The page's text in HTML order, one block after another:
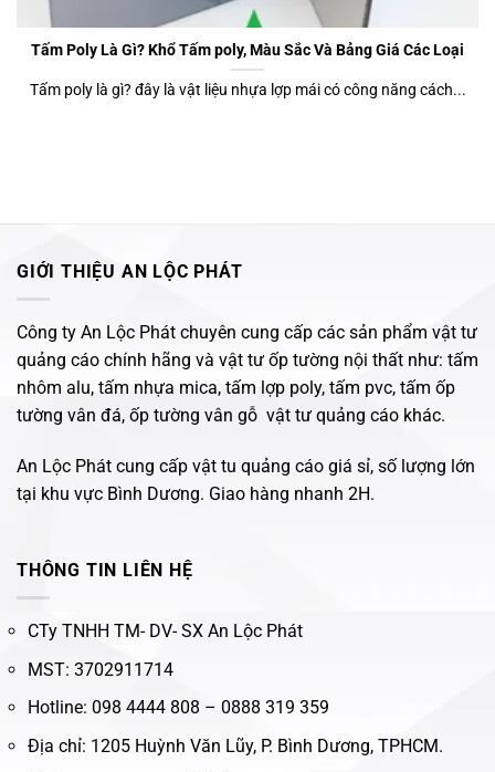
Tấm Poly Là Gì? Khổ Tấm poly, Màu Sắc Và Bảng Giá Các Loại
Tấm poly là gì? đây là vật liệu nhựa lợp mái có công năng cách...
GIỚI THIỆU AN LỘC PHÁT
Công ty An Lộc Phát chuyên cung cấp các sản phẩm vật tư
quảng cáo chính hãng và vật tư ốp tường nội thất như: tấm
nhôm alu, tấm nhựa mica, tấm lợp poly, tấm pvc, tấm ốp
tường vân đá, ốp tường vân gỗ vật tư quảng cáo khác.
An Lộc Phát cung cấp vật tu quảng cáo giá sỉ, số lượng lớn
tại khu vực Bình Dương. Giao hàng nhanh 2H.
THÔNG TIN LIÊN HỆ
CTy TNHH TM- DV- SX An Lộc Phát
MST: 3702911714
Hotline: 098 4444 808 – 0888 319 359
Địa chỉ: 1205 Huỳnh Văn Lũy, P. Bình Dương, TPHCM.